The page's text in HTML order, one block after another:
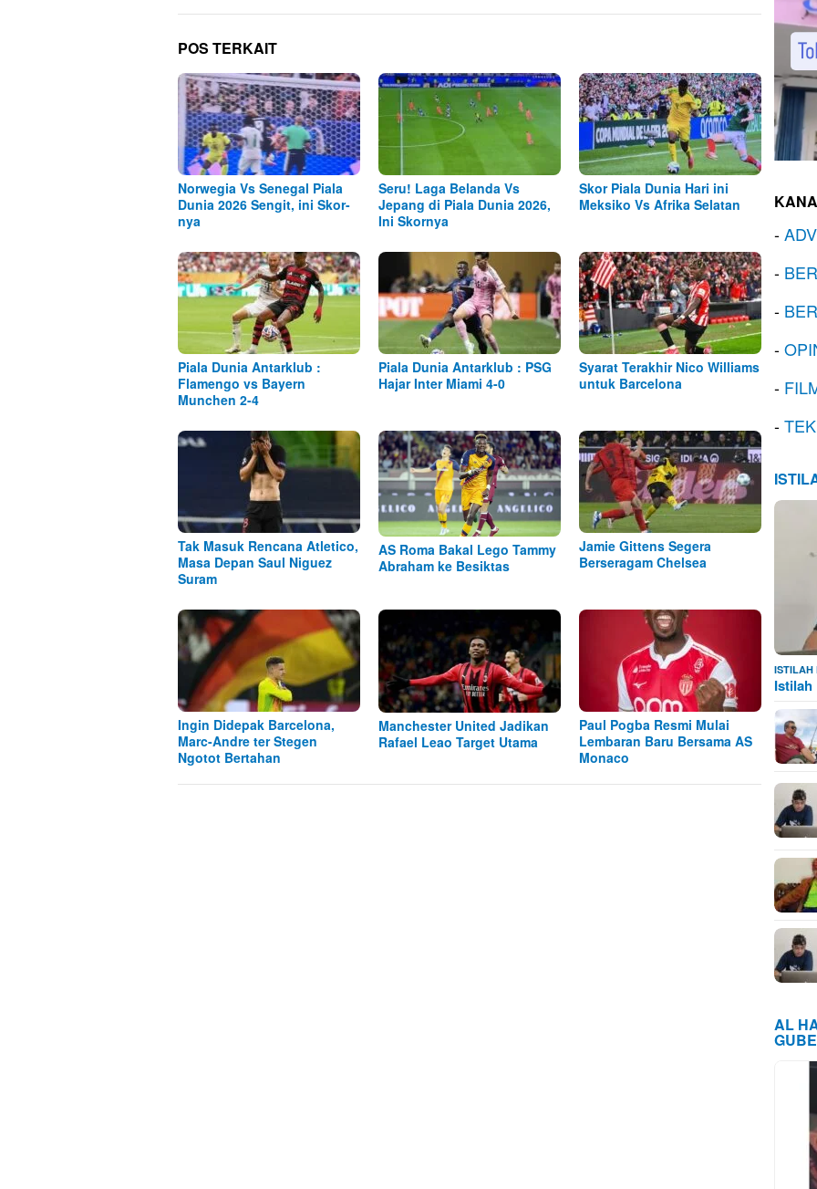
POS TERKAIT
Norwegia Vs Senegal Piala
Dunia 2026 Sengit, ini Skor-
nya
Seru! Laga Belanda Vs
Jepang di Piala Dunia 2026,
Ini Skornya
Skor Piala Dunia Hari ini
Meksiko Vs Afrika Selatan
Piala Dunia Antarklub :
Flamengo vs Bayern
Munchen 2-4
Piala Dunia Antarklub : PSG
Hajar Inter Miami 4-0
Syarat Terakhir Nico Williams
untuk Barcelona
Tak Masuk Rencana Atletico,
Masa Depan Saul Niguez
Suram
AS Roma Bakal Lego Tammy
Abraham ke Besiktas
Jamie Gittens Segera
Berseragam Chelsea
Ingin Didepak Barcelona,
Marc-Andre ter Stegen
Ngotot Bertahan
Manchester United Jadikan
Rafael Leao Target Utama
Paul Pogba Resmi Mulai
Lembaran Baru Bersama AS
Monaco
-
-
-
-
-
-
ISTILAH
Istilah
AL